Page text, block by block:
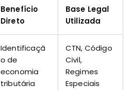
Benefício
Direto
Base Legal
Utilizada
Identificaçã
o de
economia
tributária
CTN, Código
Civil,
Regimes
Especiais